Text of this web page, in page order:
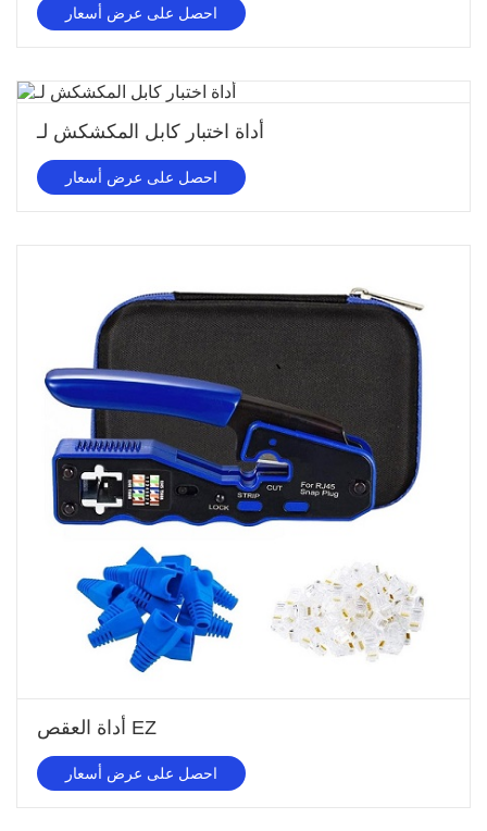
احصل على عرض أسعار
أداة اختبار كابل المكشكش لـ
احصل على عرض أسعار
أداة العقص EZ
احصل على عرض أسعار